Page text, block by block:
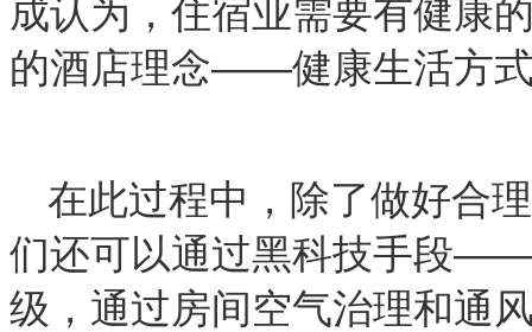
成认为，住宿业需要有健康
的酒店理念——健康生活方
在此过程中，除了做好合
们还可以通过黑科技手段——
级，通过房间空气治理和通